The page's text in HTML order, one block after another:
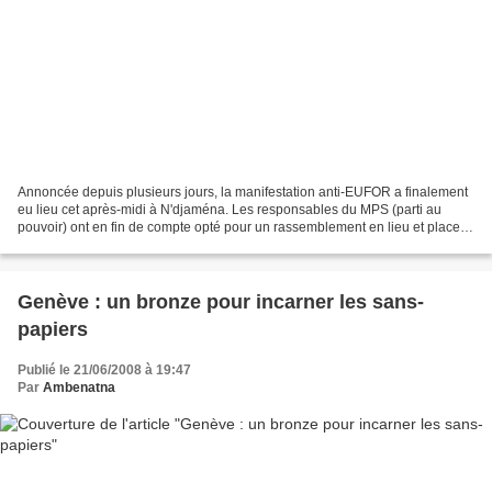
Annoncée depuis plusieurs jours, la manifestation anti-EUFOR a finalement
eu lieu cet après-midi à N'djaména. Les responsables du MPS (parti au
pouvoir) ont en fin de compte opté pour un rassemblement en lieu et place
Genève : un bronze pour incarner les sans-
papiers
Publié le 21/06/2008 à 19:47
Par Ambenatna